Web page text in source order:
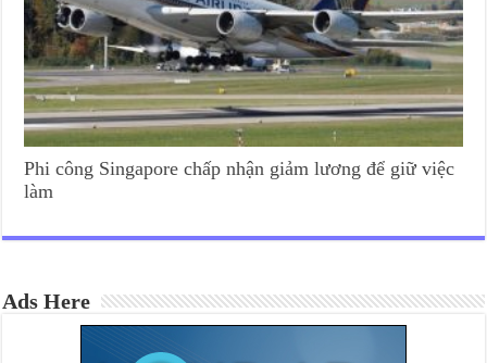
Phi công Singapore chấp nhận giảm lương để giữ việc
làm
Ads Here